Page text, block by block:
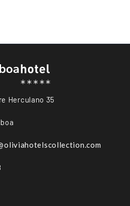
Herculano 35
oliviahotelscollection.com